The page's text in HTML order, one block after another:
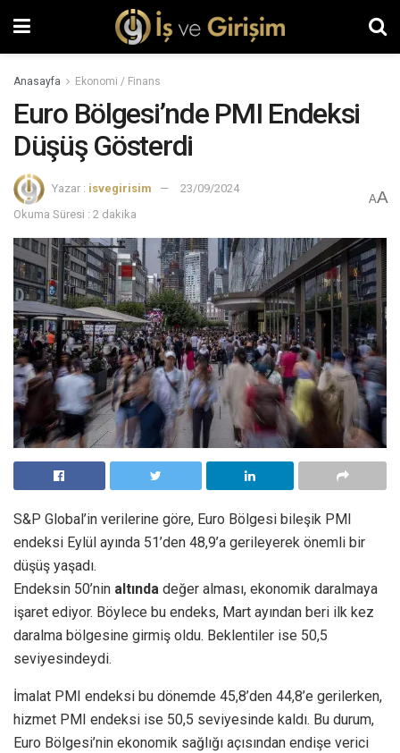
Anasayfa Ekonomi / Finans
Euro Bölgesi’nde PMI Endeksi
Düşüş Gösterdi
Yazar : isvegirisim
23/09/2024
Okuma Süresi : 2 dakika
AA
S&P Global’in verilerine göre, Euro Bölgesi bileşik PMI
endeksi Eylül ayında 51’den 48,9’a gerileyerek önemli bir
düşüş yaşadı.
Endeksin 50’nin altında değer alması, ekonomik daralmaya
işaret ediyor. Böylece bu endeks, Mart ayından beri ilk kez
daralma bölgesine girmiş oldu. Beklentiler ise 50,5
seviyesindeydi.
İmalat PMI endeksi bu dönemde 45,8’den 44,8’e gerilerken,
hizmet PMI endeksi ise 50,5 seviyesinde kaldı. Bu durum,
Euro Bölgesi’nin ekonomik sağlığı açısından endişe verici